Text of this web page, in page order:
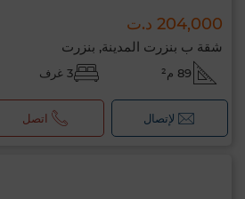
204,000 د.ت
شقة ب بنزرت المدينة, بنزرت
89 م² 3 غرف
لإتصال اتصل